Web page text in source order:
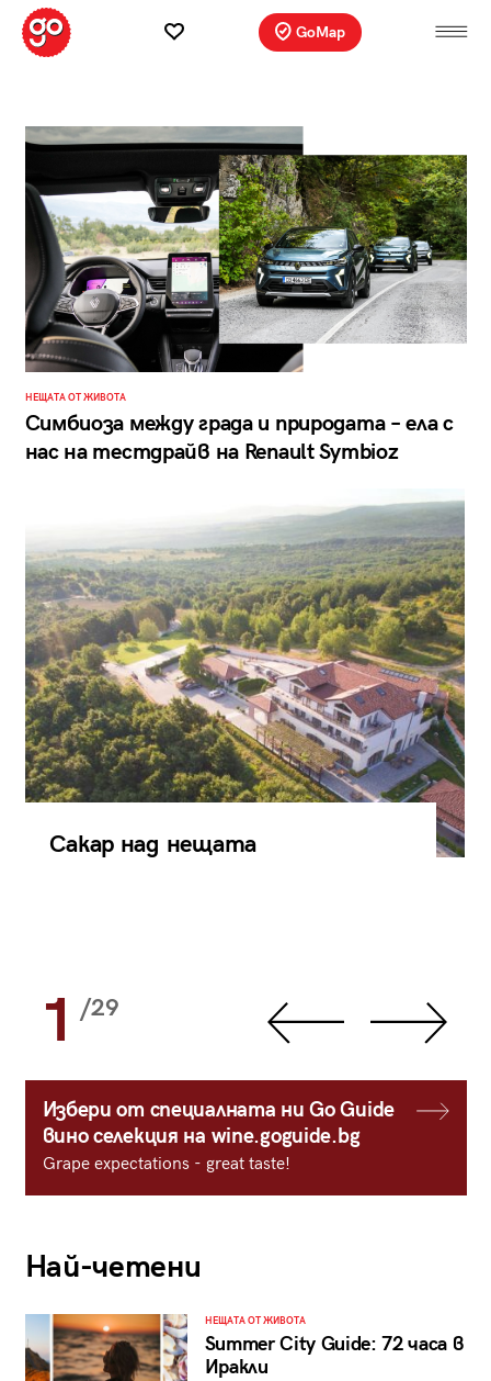
GoMap
НЕЩАТА ОТ ЖИВОТА
Симбиоза между града и природата – ела с
нас на тестдрайв на Renault Symbioz
Сакар над нещата
1 /29
Избери от специалната ни Go Guide
вино селекция на wine.goguide.bg
Grape expectations - great taste!
Най-четени
НЕЩАТА ОТ ЖИВОТА
Summer City Guide: 72 часа в
Иракли